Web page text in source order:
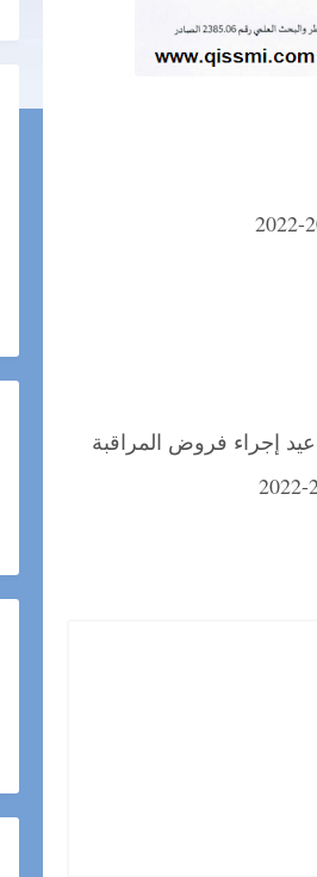
بتاريخ 20 ماي 2022 في شأن مواعيد إجراء فروض المراقبة